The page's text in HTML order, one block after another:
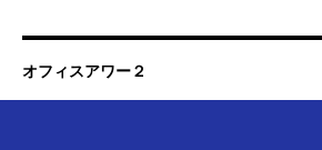
オフィスアワー２